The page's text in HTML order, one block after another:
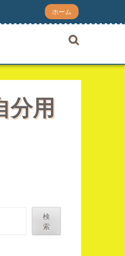
ホーム
分用
検
索